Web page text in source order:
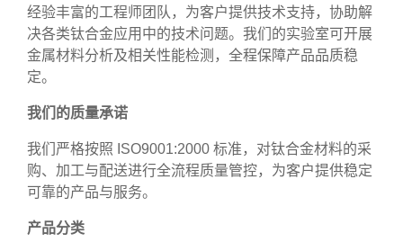
经验丰富的工程师团队，为客户提供技术支持，协助解
决各类钛合金应用中的技术问题。我们的实验室可开展
金属材料分析及相关性能检测，全程保障产品品质稳
定。
我们的质量承诺
我们严格按照 ISO9001:2000 标准，对钛合金材料的采
购、加工与配送进行全流程质量管控，为客户提供稳定
可靠的产品与服务。
产品分类